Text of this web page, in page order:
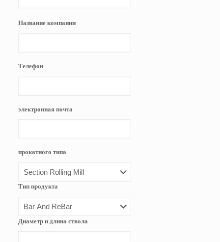
Название компании
Телефон
электронная почта
прокатного типа
Тип продукта
Диаметр и длина ствола